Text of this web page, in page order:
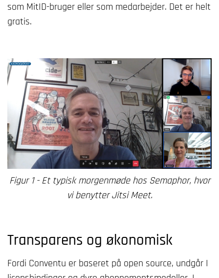
som MitID-bruger eller som medarbejder. Det er helt
gratis.
Figur 1 - Et typisk morgenmøde hos Semaphor, hvor
vi benytter Jitsi Meet.
Transparens og økonomisk
Fordi Conventu er baseret på open source, undgår I